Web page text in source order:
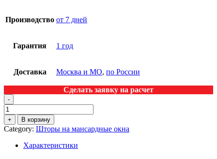
Производство от 7 дней
Гарантия 1 год
Доставка Москва и МО, по России
Сделать заявку на расчет
-
+ В корзину
Category: Шторы на мансардные окна
Характеристики